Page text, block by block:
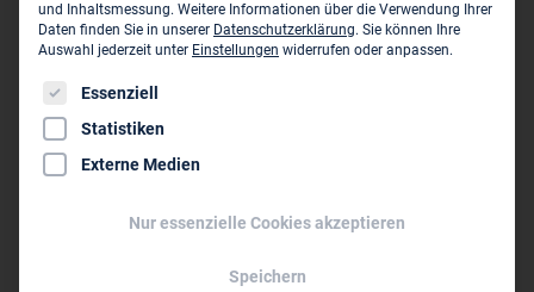
in allen gängigen Vertragstype eindeutig ausschreiben und
realisieren können. Für 13 ausgewählte Anwendungsfälle
dazugehörigen Lieferobjektbeschreibungen. Die
Anwendungsfälle sollen systematisch erweitert werden.
DEGES-Bereichsleiter Andreas Irngartinger betont die
Erfahrungen aus über 80 BIM-Infrastrukturprojekten aus
und Inhaltsmessung. Weitere Informationen über die Verwendung Ihrer
Daten finden Sie in unserer Datenschutzerklärung. Sie können Ihre
Auswahl jederzeit unter Einstellungen widerrufen oder anpassen.
Es folgt eine Liste der Service-Gruppen, für die eine
Essenziell
Statistiken
Externe Medien
Nur essenzielle Cookies akzeptieren
Speichern